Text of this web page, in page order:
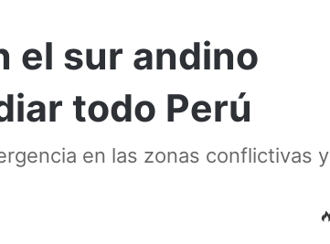
el sur andino
todo Perú
en las zonas conflictivas y